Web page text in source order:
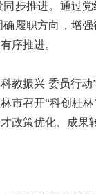
推进。通过党
履职方向，增
序推进。
振兴 委员行动
市召开“科创桂
政策优化、成